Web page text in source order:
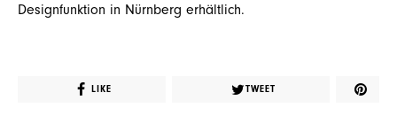
Designfunktion in Nürnberg erhältlich.
LIKE TWEET